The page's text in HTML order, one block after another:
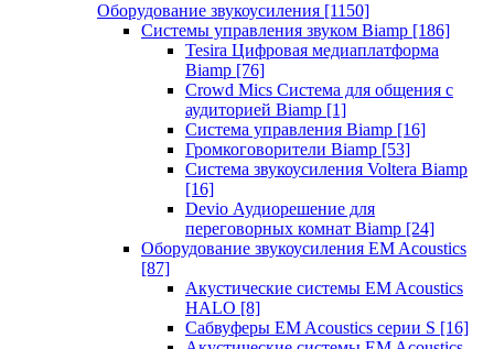
Оборудование звукоусиления [1150]
Системы управления звуком Biamp [186]
Tesira Цифровая медиаплатформа
Biamp [76]
Crowd Mics Система для общения с
аудиторией Biamp [1]
Система управления Biamp [16]
Громкоговорители Biamp [53]
Система звукоусиления Voltera Biamp
[16]
Devio Аудиорешение для
переговорных комнат Biamp [24]
Оборудование звукоусиления EM Acoustics
[87]
Акустические системы EM Acoustics
HALO [8]
Сабвуферы EM Acoustics серии S [16]